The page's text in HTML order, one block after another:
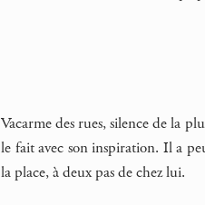
Vacarme des rues, silence de la
le fait avec son inspiration. Il a
la place, à deux pas de chez lui.